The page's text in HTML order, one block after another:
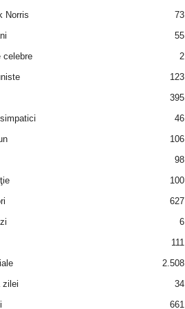
Norris
73
55
celebre
2
123
395
46
106
98
100
627
6
111
2.508
zilei
34
661